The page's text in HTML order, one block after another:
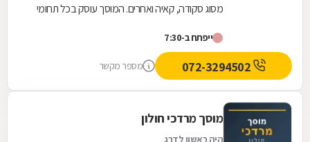
מסוג סקודה, קאיה ואחרים. המוסך עוסק בכל תחומי
ייפתח ב-7:30
מספר מקשר
מוסך מרדכי חולון
היה ראשון לדרג